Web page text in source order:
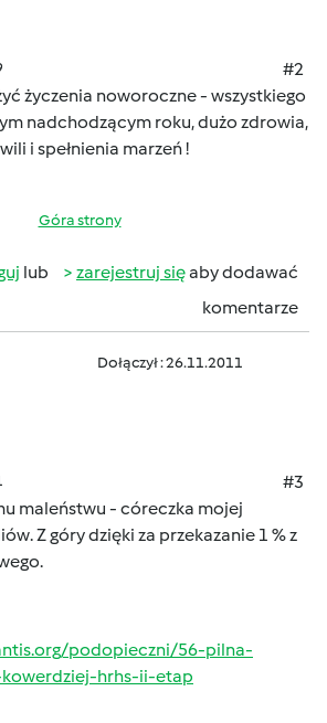
#2
życzenia noworoczne - wszystkiego
nadchodzącym roku, dużo zdrowia,
i spełnienia marzeń !
Góra strony
lub zarejestruj sięaby dodawać
komentarze
Dołączył : 26.11.2011
#3
maleństwu - córeczka mojej
Z góry dzięki za przekazanie 1 % z
podopieczni/56-pilna-
hrhs-ii-etap